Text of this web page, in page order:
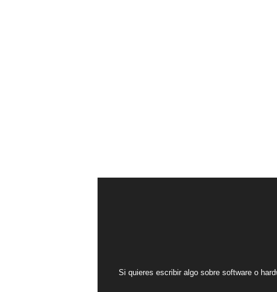
Si quieres escribir algo sobre software o